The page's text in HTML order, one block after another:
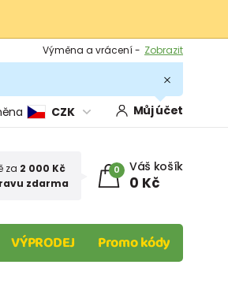
Výměna a vrácení - Zobrazit
Podmínky
CZK Můj účet
za 2 000 Kč
zdarma
0 Váš košík
0 Kč
VÝPRODEJ Promo kódy